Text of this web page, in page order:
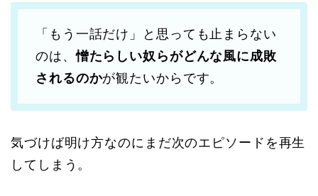
「もう一話だけ」と思っても止まらない
のは、憎たらしい奴らがどんな風に成敗
されるのかが観たいからです。
気づけば明け方なのにまだ次のエピソードを再生
してしまう。